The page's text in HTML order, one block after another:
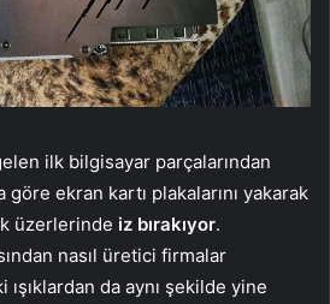
ilk bilgisayar parçalarından
ekran kartı plakalarını yakarak
üzerlerinde iz bırakıyor.
nasıl üretici firmalar
da aynı şekilde yine